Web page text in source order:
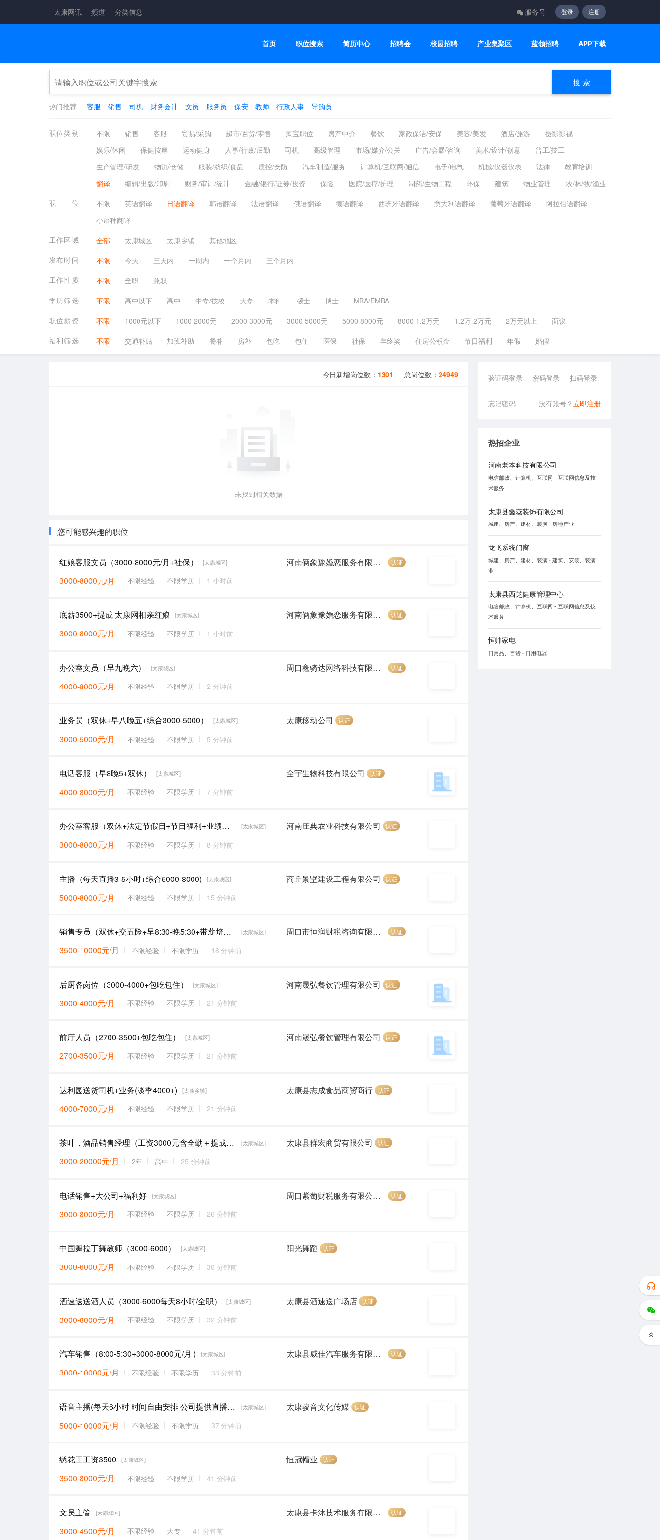
太康网讯 频道 分类信息 服务号 登录 注册
首页 职位搜索 简历中心 招聘会 校园招聘 产业集聚区 蓝领招聘 APP下载
搜 索
热门推荐 客服 销售 司机 财务会计 文员 服务员 保安 教师 行政人事 导购员
职位类别 不限 销售 客服 贸易/采购 超市/百货/零售 淘宝职位 房产中介 餐饮 家政保洁/安保 美容/美发 酒店/旅游
摄影影视
娱乐/休闲
保健按摩 运动健身 人事/行政/后勤 司机 高级管理 市场/媒介/公关 广告/会展/咨询 美术/设计/创意
普工/技工
生产管理/研发
物流/仓储 服装/纺织/食品 质控/安防 汽车制造/服务 计算机/互联网/通信 电子/电气 机械/仪器仪表 法律
教育培训
翻译
编辑/出版/印刷 财务/审计/统计 金融/银行/证券/投资 保险 医院/医疗/护理 制药/生物工程 环保 建筑 物业管理
农/林/牧/渔业
职位
不限 英语翻译 日语翻译 韩语翻译 法语翻译 俄语翻译 德语翻译 西班牙语翻译 意大利语翻译 葡萄牙语翻译
阿拉伯语翻译
小语种翻译
工作区域
全部 太康城区 太康乡镇
其他地区
发布时间
不限 今天 三天内 一周内 一个月内
三个月内
工作性质
不限 全职
兼职
学历筛选
不限 高中以下 高中 中专/技校 大专 本科 硕士 博士
MBA/EMBA
职位薪资
不限 1000元以下 1000-2000元 2000-3000元 3000-5000元 5000-8000元 8000-1.2万元 1.2万-2万元 2万元以上
面议
福利筛选
不限 交通补贴 加班补助 餐补 房补 包吃 包住 医保 社保 年终奖 住房公积金 节日福利 年假 婚假
今日新增岗位数： 1301 总岗位数：24949
未找到相关数据
您可能感兴趣的职位
红娘客服文员（3000-8000元/月+社保） [太康城区]
3000-8000元/月 不限经验 不限学历 1 小时前
河南俩象豫婚恋服务有限公司 认证
底薪3500+提成 太康网相亲红娘 [太康城区]
3000-8000元/月 不限经验 不限学历 1 小时前
河南俩象豫婚恋服务有限公司 认证
办公室文员（早九晚六） [太康城区]
4000-8000元/月 不限经验 不限学历 2 分钟前
周口鑫骑达网络科技有限公司 认证
业务员（双休+早八晚五+综合3000-5000） [太康城区]
3000-5000元/月 不限经验 不限学历 5 分钟前
太康移动公司 认证
电话客服（早8晚5+双休） [太康城区]
4000-8000元/月 不限经验 不限学历 7 分钟前
全宇生物科技有限公司 认证
办公室客服（双休+法定节假日+节日福利+业绩奖励）方便接送孩子 [太康城区]
3000-8000元/月 不限经验 不限学历 8 分钟前
河南庄典农业科技有限公司 认证
主播（每天直播3-5小时+综合5000-8000) [太康城区]
5000-8000元/月 不限经验 不限学历 15 分钟前
商丘景墅建设工程有限公司 认证
销售专员（双休+交五险+早8:30-晚5:30+带薪培训） [太康城区]
3500-10000元/月 不限经验 不限学历 18 分钟前
周口市恒润财税咨询有限公司 认证
后厨各岗位（3000-4000+包吃包住） [太康城区]
3000-4000元/月 不限经验 不限学历 21 分钟前
河南晟弘餐饮管理有限公司 认证
前厅人员（2700-3500+包吃包住） [太康城区]
2700-3500元/月 不限经验 不限学历 21 分钟前
河南晟弘餐饮管理有限公司 认证
达利园送货司机+业务(淡季4000+) [太康乡镇]
4000-7000元/月 不限经验 不限学历 21 分钟前
太康县志成食品商贸商行 认证
茶叶，酒品销售经理（工资3000元含全勤＋提成+考核） [太康城区]
3000-20000元/月 2年 高中 25 分钟前
太康县群宏商贸有限公司 认证
电话销售+大公司+福利好 [太康城区]
3000-8000元/月 不限经验 不限学历 26 分钟前
周口紫萄财税服务有限公司太康分公司 认证
中国舞拉丁舞教师（3000-6000） [太康城区]
3000-6000元/月 不限经验 不限学历 30 分钟前
阳光舞蹈 认证
酒速送送酒人员（3000-6000每天8小时/全职） [太康城区]
3000-8000元/月 不限经验 不限学历 32 分钟前
太康县酒速送广场店 认证
汽车销售（8:00-5:30+3000-8000元/月 ) [太康城区]
3000-10000元/月 不限经验 不限学历 33 分钟前
太康县威佳汽车服务有限公司 认证
语音主播(每天6小时 时间自由安排 公司提供直播设备) [太康城区]
5000-10000元/月 不限经验 不限学历 37 分钟前
太康骏音文化传媒 认证
绣花工工资3500 [太康城区]
3500-8000元/月 不限经验 不限学历 41 分钟前
恒冠帽业 认证
文员主管 [太康城区]
3000-4500元/月 不限经验 大专 41 分钟前
太康县卡沐技术服务有限公司 认证
验证码登录 密码登录 扫码登录
忘记密码 没有账号？ 立即注册
热招企业
河南老本科技有限公司
电信邮政、计算机、互联网 - 互联网信息及技
术服务
太康县鑫蕊装饰有限公司
城建、房产、建材、装潢 - 房地产业
龙飞系统门窗
城建、房产、建材、装潢 - 建筑、安装、装潢
业
太康县西芝健康管理中心
电信邮政、计算机、互联网 - 互联网信息及技
术服务
恒帅家电
日用品、百货 - 日用电器